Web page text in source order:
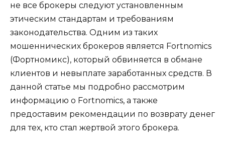
не все брокеры следуют установленным
этическим стандартам и требованиям
законодательства. Одним из таких
мошеннических брокеров является Fortnomics
(Фортномикс), который обвиняется в обмане
клиентов и невыплате заработанных средств. В
данной статье мы подробно рассмотрим
информацию о Fortnomics, а также
предоставим рекомендации по возврату денег
для тех, кто стал жертвой этого брокера.